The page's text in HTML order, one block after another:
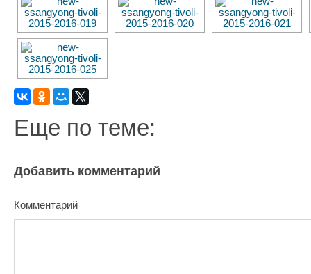
Еще по теме:
Добавить комментарий
Комментарий